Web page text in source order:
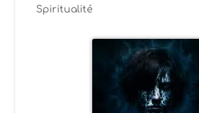
Spiritualité